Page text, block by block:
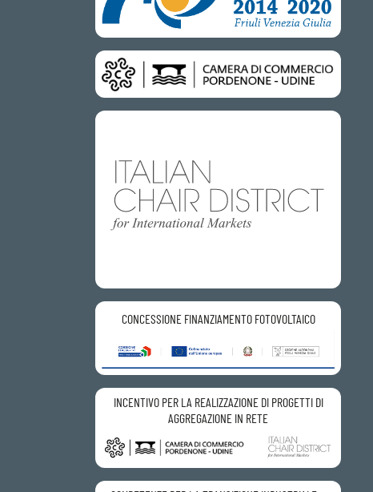
CONCESSIONE FINANZIAMENTO FOTOVOLTAICO
INCENTIVO PER LA REALIZZAZIONE DI PROGETTI DI
AGGREGAZIONE IN RETE